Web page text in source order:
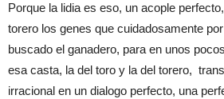
Porque la lidia es eso, un acople
torero los genes que cuidadosamente
buscado el ganadero, para en unos
esa casta, la del toro y la del torero,
irracional en un dialogo perfecto, una